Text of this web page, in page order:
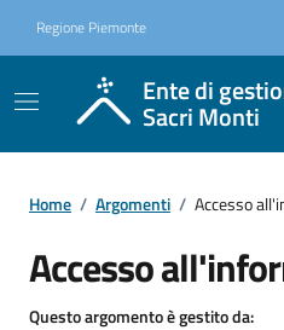
Regione Piemonte
Ente di
Sacri Monti
Home / Argomenti / Accesso
Accesso
Questo argomento è gestito da: